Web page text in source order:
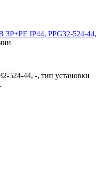
3P+PE IP44, PPG32-524-44,
524-44, -, тип установки